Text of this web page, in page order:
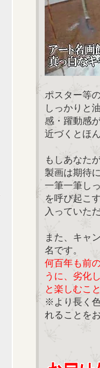
ポスター等
しっかりと
感・躍動感
近づくとほ
もしあなた
製画は期待
一筆一筆し
を呼び起こ
入っていた
また、キャ
名です。
何百年も前
うに、劣化
と楽しむこ
※より長く
れることを